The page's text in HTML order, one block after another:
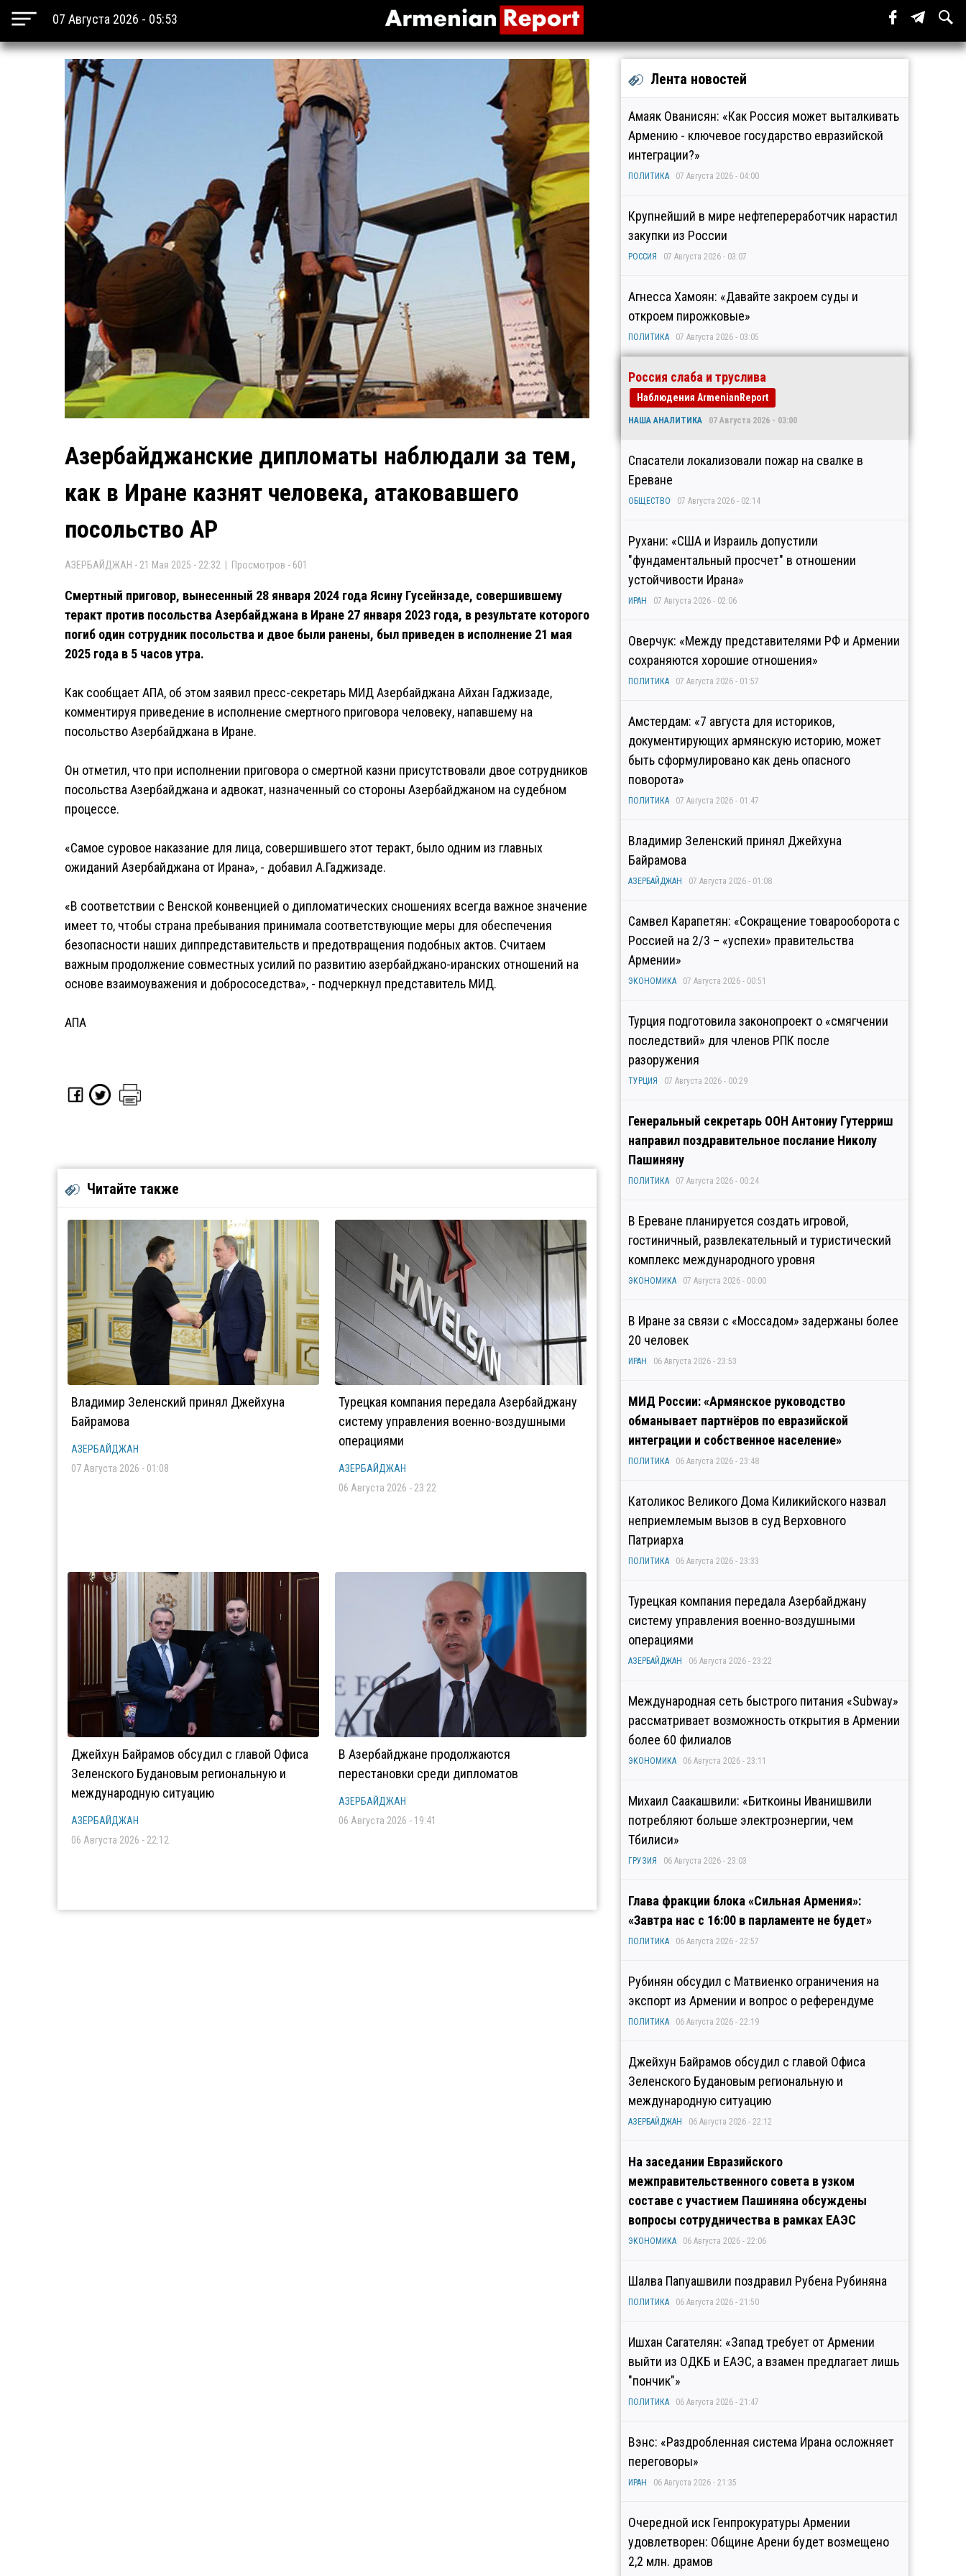
07 Августа 2026 - 05:53
Азербайджанские дипломаты наблюдали за тем,
как в Иране казнят человека, атаковавшего
посольство АР
АЗЕРБАЙДЖАН - 21 Мая 2025 - 22:32 | Просмотров - 601
Смертный приговор, вынесенный 28 января 2024 года Ясину Гусейнзаде, совершившему
теракт против посольства Азербайджана в Иране 27 января 2023 года, в результате которого
погиб один сотрудник посольства и двое были ранены, был приведен в исполнение 21 мая
2025 года в 5 часов утра.
Как сообщает АПА, об этом заявил пресс-секретарь МИД Азербайджана Айхан Гаджизаде,
комментируя приведение в исполнение смертного приговора человеку, напавшему на
посольство Азербайджана в Иране.
Он отметил, что при исполнении приговора о смертной казни присутствовали двое сотрудников
посольства Азербайджана и адвокат, назначенный со стороны Азербайджаном на судебном
процессе.
«Самое суровое наказание для лица, совершившего этот теракт, было одним из главных
ожиданий Азербайджана от Ирана», - добавил А.Гаджизаде.
«В соответствии с Венской конвенцией о дипломатических сношениях всегда важное значение
имеет то, чтобы страна пребывания принимала соответствующие меры для обеспечения
безопасности наших диппредставительств и предотвращения подобных актов. Считаем
важным продолжение совместных усилий по развитию азербайджано-иранских отношений на
основе взаимоуважения и добрососедства», - подчеркнул представитель МИД.
АПА
Читайте также
Владимир Зеленский принял Джейхуна
Байрамова
АЗЕРБАЙДЖАН
07 Августа 2026 - 01:08
Турецкая компания передала Азербайджану
систему управления военно-воздушными
операциями
АЗЕРБАЙДЖАН
06 Августа 2026 - 23:22
Джейхун Байрамов обсудил с главой Офиса
Зеленского Будановым региональную и
международную ситуацию
АЗЕРБАЙДЖАН
06 Августа 2026 - 22:12
В Азербайджане продолжаются
перестановки среди дипломатов
АЗЕРБАЙДЖАН
06 Августа 2026 - 19:41
Лента новостей
Амаяк Ованисян: «Как Россия может выталкивать
Армению - ключевое государство евразийской
интеграции?»
ПОЛИТИКА 07 Августа 2026 - 04:00
Крупнейший в мире нефтепереработчик нарастил
закупки из России
РОССИЯ 07 Августа 2026 - 03:07
Агнесса Хамоян: «Давайте закроем суды и
откроем пирожковые»
ПОЛИТИКА 07 Августа 2026 - 03:05
Россия слаба и труслива
Наблюдения ArmenianReport
НАША АНАЛИТИКА 07 Августа 2026 - 03:00
Спасатели локализовали пожар на свалке в
Ереване
ОБЩЕСТВО 07 Августа 2026 - 02:14
Рухани: «США и Израиль допустили
"фундаментальный просчет" в отношении
устойчивости Ирана»
ИРАН 07 Августа 2026 - 02:06
Оверчук: «Между представителями РФ и Армении
сохраняются хорошие отношения»
ПОЛИТИКА 07 Августа 2026 - 01:57
Амстердам: «7 августа для историков,
документирующих армянскую историю, может
быть сформулировано как день опасного
поворота»
ПОЛИТИКА 07 Августа 2026 - 01:47
Владимир Зеленский принял Джейхуна
Байрамова
АЗЕРБАЙДЖАН 07 Августа 2026 - 01:08
Самвел Карапетян: «Сокращение товарооборота с
Россией на 2/3 – «успехи» правительства
Армении»
ЭКОНОМИКА 07 Августа 2026 - 00:51
Турция подготовила законопроект о «смягчении
последствий» для членов РПК после
разоружения
ТУРЦИЯ 07 Августа 2026 - 00:29
Генеральный секретарь ООН Антониу Гутерриш
направил поздравительное послание Николу
Пашиняну
ПОЛИТИКА 07 Августа 2026 - 00:24
В Ереване планируется создать игровой,
гостиничный, развлекательный и туристический
комплекс международного уровня
ЭКОНОМИКА 07 Августа 2026 - 00:00
В Иране за связи с «Моссадом» задержаны более
20 человек
ИРАН 06 Августа 2026 - 23:53
МИД России: «Армянское руководство
обманывает партнёров по евразийской
интеграции и собственное население»
ПОЛИТИКА 06 Августа 2026 - 23:48
Католикос Великого Дома Киликийского назвал
неприемлемым вызов в суд Верховного
Патриарха
ПОЛИТИКА 06 Августа 2026 - 23:33
Турецкая компания передала Азербайджану
систему управления военно-воздушными
операциями
АЗЕРБАЙДЖАН 06 Августа 2026 - 23:22
Международная сеть быстрого питания «Subway»
рассматривает возможность открытия в Армении
более 60 филиалов
ЭКОНОМИКА 06 Августа 2026 - 23:11
Михаил Саакашвили: «Биткоины Иванишвили
потребляют больше электроэнергии, чем
Тбилиси»
ГРУЗИЯ 06 Августа 2026 - 23:03
Глава фракции блока «Сильная Армения»:
«Завтра нас с 16:00 в парламенте не будет»
ПОЛИТИКА 06 Августа 2026 - 22:57
Рубинян обсудил с Матвиенко ограничения на
экспорт из Армении и вопрос о референдуме
ПОЛИТИКА 06 Августа 2026 - 22:19
Джейхун Байрамов обсудил с главой Офиса
Зеленского Будановым региональную и
международную ситуацию
АЗЕРБАЙДЖАН 06 Августа 2026 - 22:12
На заседании Евразийского
межправительственного совета в узком
составе с участием Пашиняна обсуждены
вопросы сотрудничества в рамках ЕАЭС
ЭКОНОМИКА 06 Августа 2026 - 22:06
Шалва Папуашвили поздравил Рубена Рубиняна
ПОЛИТИКА 06 Августа 2026 - 21:50
Ишхан Сагателян: «Запад требует от Армении
выйти из ОДКБ и ЕАЭС, а взамен предлагает лишь
"пончик"»
ПОЛИТИКА 06 Августа 2026 - 21:47
Вэнс: «Раздробленная система Ирана осложняет
переговоры»
ИРАН 06 Августа 2026 - 21:35
Очередной иск Генпрокуратуры Армении
удовлетворен: Общине Арени будет возмещено
2,2 млн. драмов